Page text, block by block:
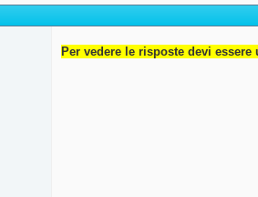
Per vedere le risposte devi essere